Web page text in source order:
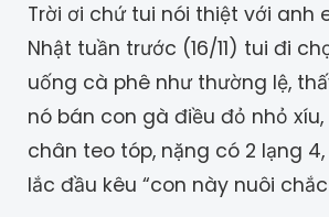
Trời ơi chứ tui nói thiệt với anh
Nhật tuần trước (16/11) tui đi
uống cà phê như thường lệ,
nó bán con gà điều đỏ nhỏ xíu,
chân teo tóp, nặng có 2 lạng
lắc đầu kêu “con này nuôi